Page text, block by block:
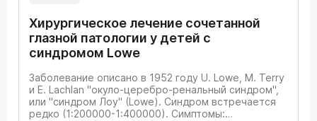
Хирургическое лечение сочетанной
глазной патологии у детей с
синдромом Lowe
Заболевание описано в 1952 году U. Lowe, M. Terry
и Е. Lachlan "окуло-церебро-ренальный синдром",
или "синдром Лоу" (Lowe). Синдром встречается
редко (1:200000-1:400000). Симптомы: